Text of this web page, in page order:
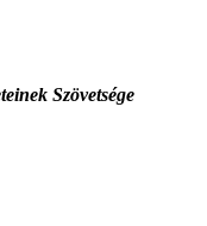
Szövetsége